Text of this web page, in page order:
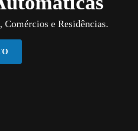
e Residências.